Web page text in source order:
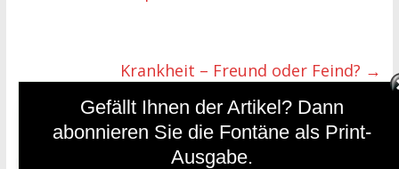
Krankheit – Freund oder Feind? →
Das könnte dir auch gefallen
Gefällt Ihnen der Artikel? Dann
abonnieren Sie die Fontäne als Print-
Ausgabe.